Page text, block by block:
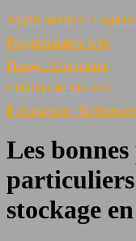
Applis mobiles /
Programmation web
Design / Graphisme
Création de site web
E-marketing /
Les
particuliers
stockage